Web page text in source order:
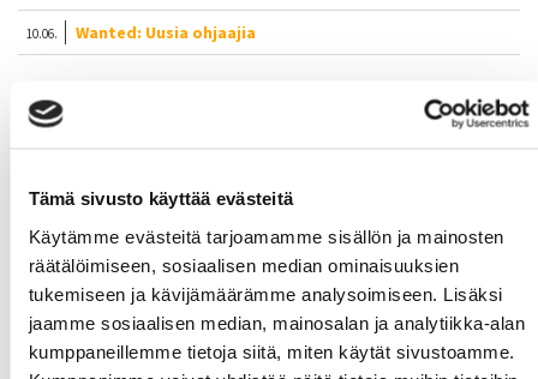
Tämä sivusto käyttää evästeitä
Käytämme evästeitä tarjoamamme sisällön ja mainosten
räätälöimiseen, sosiaalisen median ominaisuuksien
tukemiseen ja kävijämäärämme analysoimiseen. Lisäksi
jaamme sosiaalisen median, mainosalan ja analytiikka-alan
kumppaneillemme tietoja siitä, miten käytät sivustoamme.
10.06. Wanted: Uusia ohjaajia
MoWe Kalenterista näet ryhmäliikunta-aikataulun,
palloiluvuorot sekä tapahtumat.